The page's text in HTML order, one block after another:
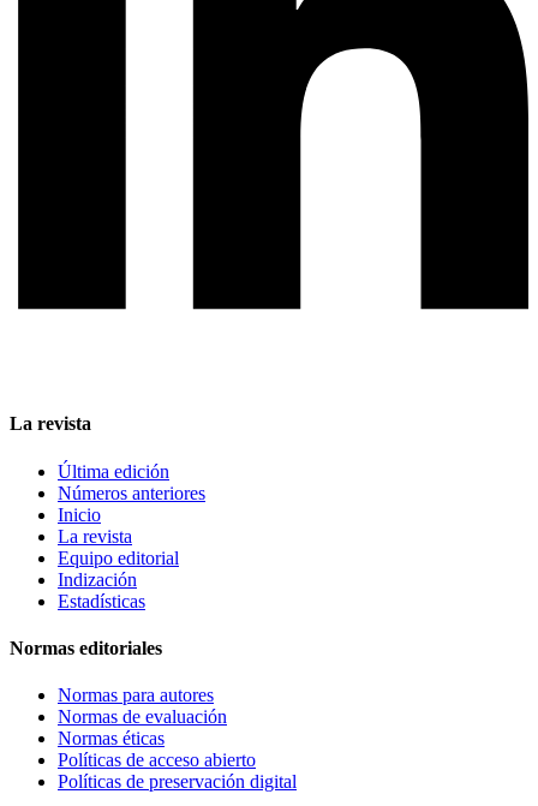
La revista
Última edición
Números anteriores
Inicio
La revista
Equipo editorial
Indización
Estadísticas
Normas editoriales
Normas para autores
Normas de evaluación
Normas éticas
Políticas de acceso abierto
Políticas de preservación digital